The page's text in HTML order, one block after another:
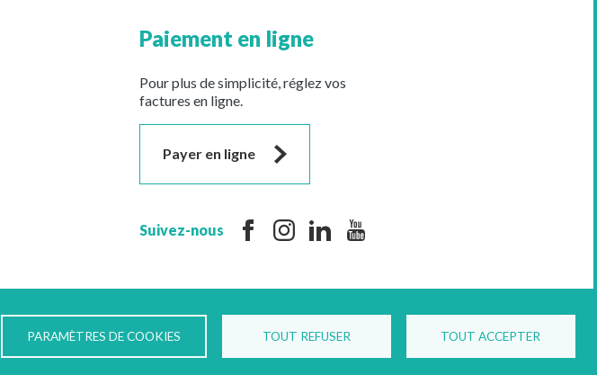
PARAMÈTRES DE COOKIES TOUT REFUSER TOUT ACCEPTER
Paiement en ligne
Pour plus de simplicité, réglez vos
factures en ligne.
Payer en ligne
Suivez-nous
© GLASSEO - 2022